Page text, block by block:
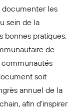
documenter les
sein de la
bonnes pratiques,
de
soit
annuel de la
afin d’inspirer